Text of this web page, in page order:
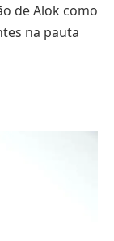
de Alok como
na pauta